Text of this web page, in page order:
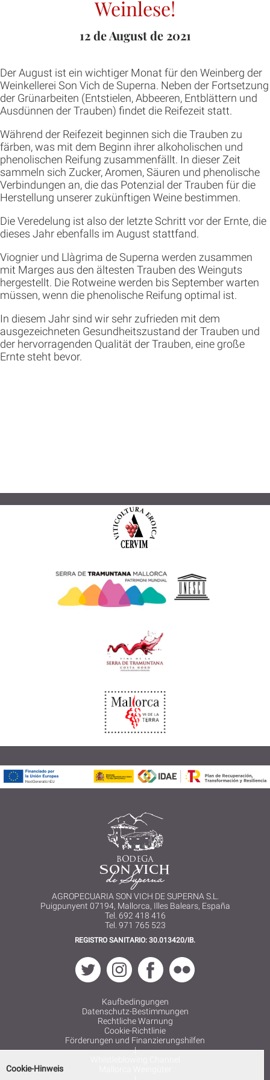
Weinlese!
12 de August de 2021
Der August ist ein wichtiger Monat für den Weinberg der
Weinkellerei Son Vich de Superna. Neben der Fortsetzung
der Grünarbeiten (Entstielen, Abbeeren, Entblättern und
Ausdünnen der Trauben) findet die Reifezeit statt.
Während der Reifezeit beginnen sich die Trauben zu
färben, was mit dem Beginn ihrer alkoholischen und
phenolischen Reifung zusammenfällt. In dieser Zeit
sammeln sich Zucker, Aromen, Säuren und phenolische
Verbindungen an, die das Potenzial der Trauben für die
Herstellung unserer zukünftigen Weine bestimmen.
Die Veredelung ist also der letzte Schritt vor der Ernte, die
dieses Jahr ebenfalls im August stattfand.
Viognier und Llàgrima de Superna werden zusammen
mit Marges aus den ältesten Trauben des Weinguts
hergestellt. Die Rotweine werden bis September warten
müssen, wenn die phenolische Reifung optimal ist.
In diesem Jahr sind wir sehr zufrieden mit dem
ausgezeichneten Gesundheitszustand der Trauben und
der hervorragenden Qualität der Trauben, eine große
Ernte steht bevor.
AGROPECUARIA SON VICH DE SUPERNA S.L.
Puigpunyent 07194, Mallorca, Illes Balears, España
Tel. 692 418 416
Tel. 971 765 523
REGISTRO SANITARIO: 30.013420/IB.
Kaufbedingungen
Datenschutz-Bestimmungen
Rechtliche Warnung
Cookie-Richtlinie
Förderungen und Finanzierungshilfen
|
Cookie-Hinweis